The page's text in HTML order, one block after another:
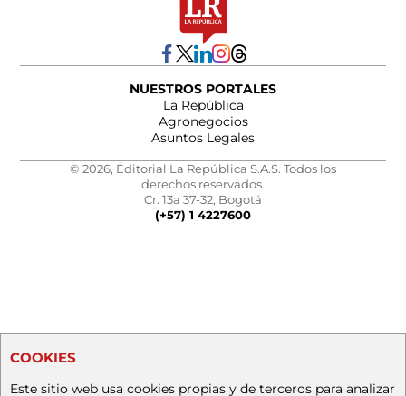
NUESTROS PORTALES
La República
Agronegocios
Asuntos Legales
© 2026, Editorial La República S.A.S. Todos los
derechos reservados.
Cr. 13a 37-32, Bogotá
(+57) 1 4227600
COOKIES
Este sitio web usa cookies propias y de terceros para analizar